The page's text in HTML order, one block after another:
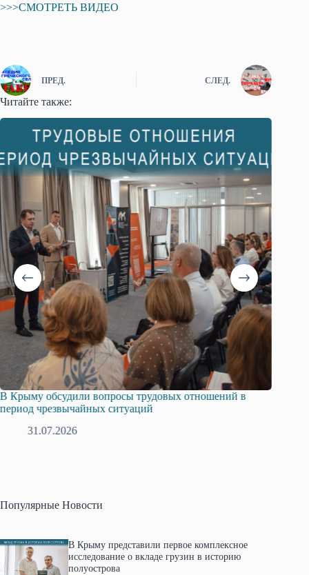
>>>СМОТРЕТЬ ВИДЕО
ПРЕД. СЛЕД.
Читайте также:
В Крыму обсудили вопросы трудовых отношений в
период чрезвычайных ситуаций
31.07.2026
Популярные Новости
В Крыму представили первое комплексное
исследование о вкладе грузин в историю
полуострова